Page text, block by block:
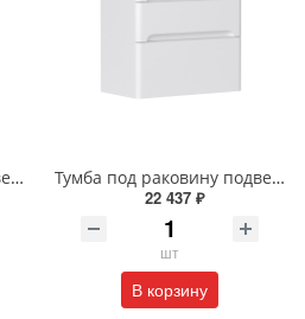
Тумба под раковину подвесная EQUIL Десерт 80.2Я/Desert 80.2Y с ручками в цвет амарок tpDSRT80.2Y-25R амарок/дуб
Тумба под раковину подвесная EQUIL Найс 70 см tpNICE70.2Y-05 белая
22 437 ₽
шт
В корзину